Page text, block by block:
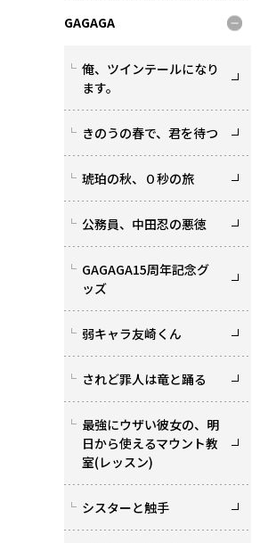
GAGAGA
俺、ツインテールになり
ます。
きのうの春で、君を待つ
琥珀の秋、０秒の旅
公務員、中田忍の悪徳
GAGAGA15周年記念グ
ッズ
弱キャラ友崎くん
されど罪人は竜と踊る
最強にウザい彼女の、明
日から使えるマウント教
室(レッスン)
シスターと触手